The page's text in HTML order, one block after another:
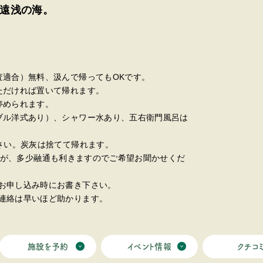
施設を予約 イベント情報 クチコミ
浅の海。
合）無料、汲んで帰ってもOKです。
ければ置いて帰れます。
られます。
洋式あり）、シャワー水あり、五右衛門風呂は
。炭灰は捨てて帰れます。
、多少融通も利きますのでご希望お聞かせくだ
し込み時にお書き下さい。
は早いほど助かります。